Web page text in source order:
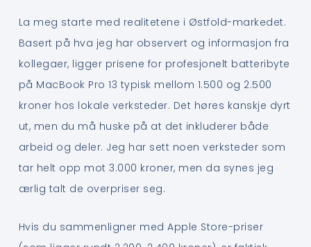
La meg starte med realitetene i Østfold-markedet.
Basert på hva jeg har observert og informasjon fra
kollegaer, ligger prisene for profesjonelt batteribyte
på MacBook Pro 13 typisk mellom 1.500 og 2.500
kroner hos lokale verksteder. Det høres kanskje dyrt
ut, men du må huske på at det inkluderer både
arbeid og deler. Jeg har sett noen verksteder som
tar helt opp mot 3.000 kroner, men da synes jeg
ærlig talt de overpriser seg.
Hvis du sammenligner med Apple Store-priser